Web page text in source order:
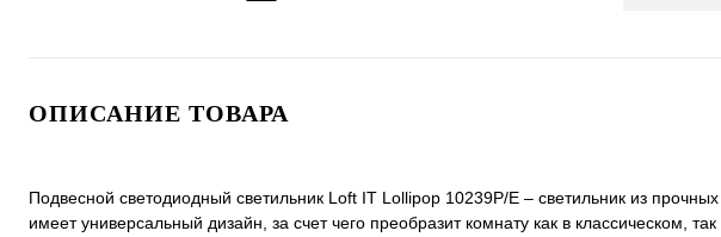
ОПИСАНИЕ ТОВАРА
Подвесной светодиодный светильник Loft IT Lollipop 10239P/E – светильник из
имеет универсальный дизайн, за счет чего преобразит комнату как в классическом,